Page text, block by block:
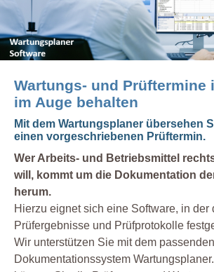
Wartungs- und Prüftermine
im Auge behalten
Mit dem Wartungsplaner übersehen
einen vorgeschriebenen Prüftermin.
Wer Arbeits- und Betriebsmittel
will, kommt um die Dokumentation
herum.
Hierzu eignet sich eine Software, in der
Prüfergebnisse und Prüfprotokolle
Wir unterstützen Sie mit dem passenden
Dokumentationssystem